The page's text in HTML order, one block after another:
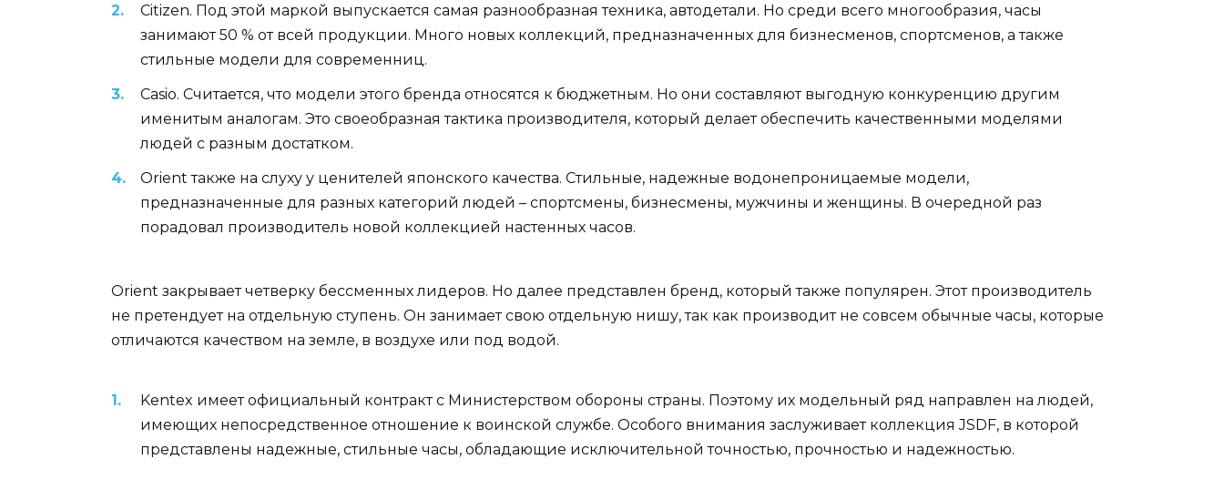
Citizen. Под этой маркой выпускается самая разнообразная техника, автодетали. Но среди всего многообразия, часы
занимают 50 % от всей продукции. Много новых коллекций, предназначенных для бизнесменов, спортсменов, а также
стильные модели для современниц.
Casio. Считается, что модели этого бренда относятся к бюджетным. Но они составляют выгодную конкуренцию другим
именитым аналогам. Это своеобразная тактика производителя, который делает обеспечить качественными моделями
людей с разным достатком.
Orient также на слуху у ценителей японского качества. Стильные, надежные водонепроницаемые модели,
предназначенные для разных категорий людей – спортсмены, бизнесмены, мужчины и женщины. В очередной раз
порадовал производитель новой коллекцией настенных часов.
Orient закрывает четверку бессменных лидеров. Но далее представлен бренд, который также популярен. Этот производитель
не претендует на отдельную ступень. Он занимает свою отдельную нишу, так как производит не совсем обычные часы, которые
отличаются качеством на земле, в воздухе или под водой.
Kentex имеет официальный контракт с Министерством обороны страны. Поэтому их модельный ряд направлен на людей,
имеющих непосредственное отношение к воинской службе. Особого внимания заслуживает коллекция JSDF, в которой
представлены надежные, стильные часы, обладающие исключительной точностью, прочностью и надежностью.